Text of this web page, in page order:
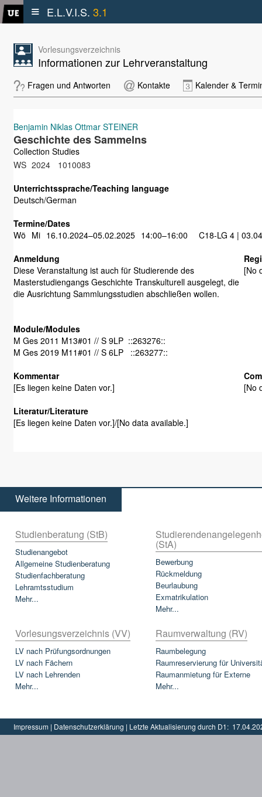
≡ E.L.V.I.S. 3.1
Vorlesungsverzeichnis
Informationen zur Lehrveranstaltung
Fragen und Antworten Kontakte Kalender &
Benjamin Niklas Ottmar STEINER
Geschichte des Sammelns
Collection Studies
WS 2024
1010083
Unterrichtssprache/Teaching language
Deutsch/German
Termine/Dates
Wö Mi 16.10.2024–05.02.2025 14:00–16:00
C18-LG 4 | 03.04
Anmeldung
Diese Veranstaltung ist auch für Studierende des
Masterstudiengangs Geschichte Transkulturell ausgelegt, die
die Ausrichtung Sammlungsstudien abschließen wollen.
[No
Module/Modules
M Ges 2011 M13#01 // S 9LP ::263276::
M Ges 2019 M11#01 // S 6LP ::263277::
Kommentar
[Es liegen keine Daten vor.]
[No
Literatur/Literature
[Es liegen keine Daten vor.]/[No data available.]
Weitere Informationen
Studienberatung (StB)
Studienangebot
Allgemeine Studienberatung
Studienfachberatung
Lehramtsstudium
Mehr...
(StA)
Bewerbung
Rückmeldung
Beurlaubung
Exmatrikulation
Mehr...
Vorlesungsverzeichnis (VV)
LV nach Prüfungsordnungen
LV nach Fächern
LV nach Lehrenden
Mehr...
Raumverwaltung (RV)
Raumbelegung
Raumreservierung für
Raumanmietung für Externe
Mehr...
Impressum | Datenschutzerklärung | Letzte Aktualisierung durch D1: